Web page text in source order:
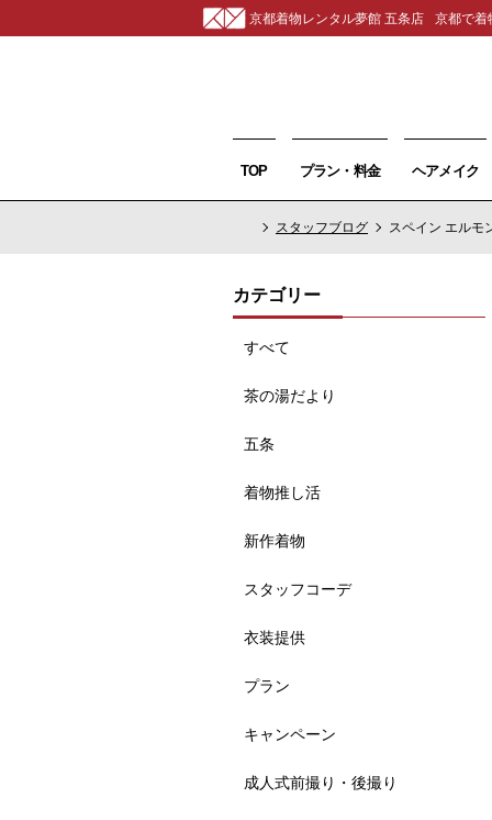
京都着物レンタル夢館 五条店 京都で着
TOP プラン・料金 ヘアメイク
スタッフブログ スペイン エルモ
カテゴリー
すべて
茶の湯だより
五条
着物推し活
新作着物
スタッフコーデ
衣装提供
プラン
キャンペーン
成人式前撮り・後撮り